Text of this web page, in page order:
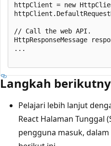
httpClient = new
// Call the web API.
HttpResponseMessage
...
Langkah
Pelajari lebih lanjut
React Halaman Tunggal
pengguna masuk,